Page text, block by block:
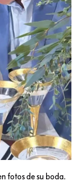
fotos de su boda.